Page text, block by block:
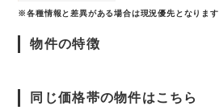
※各種情報と差異がある場合は現況優先となります
物件の特徴
同じ価格帯の物件はこちら